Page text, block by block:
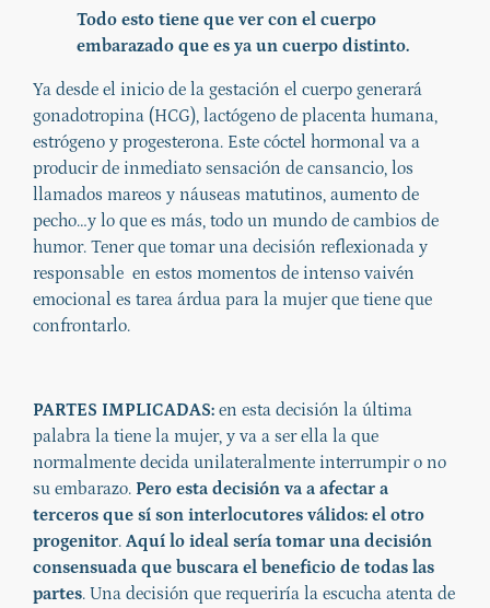
Todo esto tiene que ver con el cuerpo
embarazado que es ya un cuerpo distinto.
Ya desde el inicio de la gestación el cuerpo generará
gonadotropina (HCG), lactógeno de placenta humana,
estrógeno y progesterona. Este cóctel hormonal va a
producir de inmediato sensación de cansancio, los
llamados mareos y náuseas matutinos, aumento de
pecho…y lo que es más, todo un mundo de cambios de
humor. Tener que tomar una decisión reflexionada y
responsable en estos momentos de intenso vaivén
emocional es tarea árdua para la mujer que tiene que
confrontarlo.
PARTES IMPLICADAS: en esta decisión la última
palabra la tiene la mujer, y va a ser ella la que
normalmente decida unilateralmente interrumpir o no
su embarazo. Pero esta decisión va a afectar a
terceros que sí son interlocutores válidos: el otro
progenitor. Aquí lo ideal sería tomar una decisión
consensuada que buscara el beneficio de todas las
partes. Una decisión que requeriría la escucha atenta de